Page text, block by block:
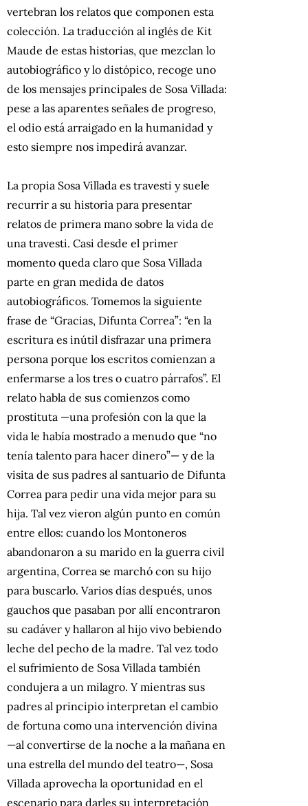
vertebran los relatos que componen esta
colección. La traducción al inglés de Kit
Maude de estas historias, que mezclan lo
autobiográfico y lo distópico, recoge uno
de los mensajes principales de Sosa Villada:
pese a las aparentes señales de progreso,
el odio está arraigado en la humanidad y
esto siempre nos impedirá avanzar.
La propia Sosa Villada es travesti y suele
recurrir a su historia para presentar
relatos de primera mano sobre la vida de
una travesti. Casi desde el primer
momento queda claro que Sosa Villada
parte en gran medida de datos
autobiográficos. Tomemos la siguiente
frase de “Gracias, Difunta Correa”: “en la
escritura es inútil disfrazar una primera
persona porque los escritos comienzan a
enfermarse a los tres o cuatro párrafos”. El
relato habla de sus comienzos como
prostituta —una profesión con la que la
vida le había mostrado a menudo que “no
tenía talento para hacer dinero”— y de la
visita de sus padres al santuario de Difunta
Correa para pedir una vida mejor para su
hija. Tal vez vieron algún punto en común
entre ellos: cuando los Montoneros
abandonaron a su marido en la guerra civil
argentina, Correa se marchó con su hijo
para buscarlo. Varios días después, unos
gauchos que pasaban por allí encontraron
su cadáver y hallaron al hijo vivo bebiendo
leche del pecho de la madre. Tal vez todo
el sufrimiento de Sosa Villada también
condujera a un milagro. Y mientras sus
padres al principio interpretan el cambio
de fortuna como una intervención divina
—al convertirse de la noche a la mañana en
una estrella del mundo del teatro—, Sosa
Villada aprovecha la oportunidad en el
escenario para darles su interpretación